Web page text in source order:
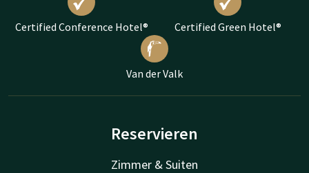
Certified Conference Hotel® Certified Green Hotel®
Van der Valk
Reservieren
Zimmer & Suiten